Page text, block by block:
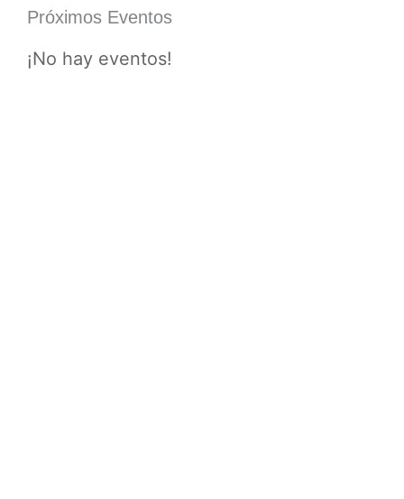
Próximos Eventos
¡No hay eventos!